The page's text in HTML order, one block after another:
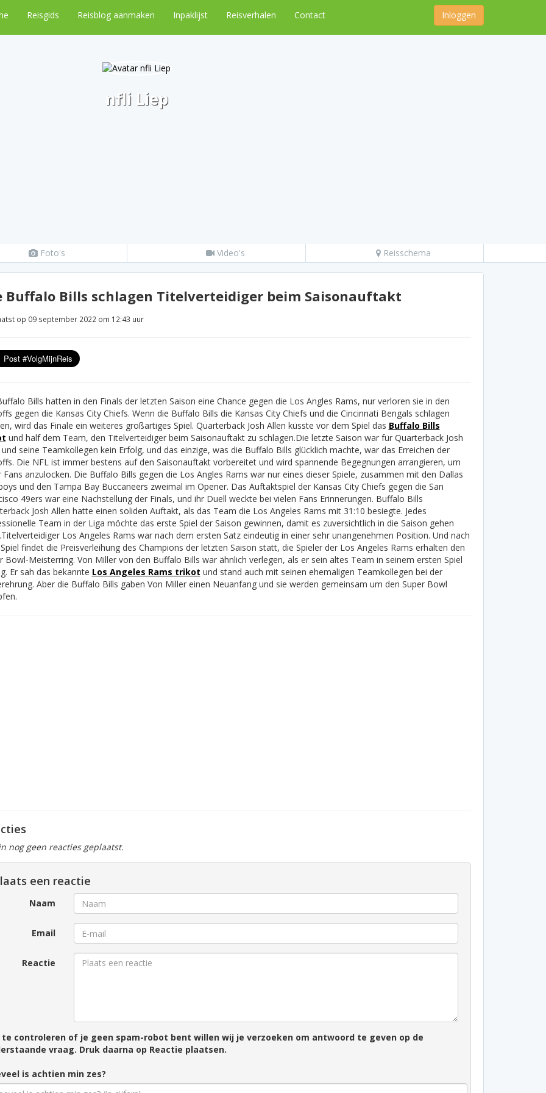
Reisgids Reisblog aanmaken Inpaklijst Reisverhalen Contact Inloggen
nfli Liep
Foto's Video's Reisschema
Buffalo Bills schlagen Titelverteidiger beim Saisonauftakt
op 09 september 2022 om 12:43 uur
Bills hatten in den Finals der letzten Saison eine Chance gegen die Los Angles Rams, nur verloren sie in den
gegen die Kansas City Chiefs. Wenn die Buffalo Bills die Kansas City Chiefs und die Cincinnati Bengals schlagen
wird das Finale ein weiteres großartiges Spiel. Quarterback Josh Allen küsste vor dem Spiel das Buffalo Bills
und half dem Team, den Titelverteidiger beim Saisonauftakt zu schlagen.Die letzte Saison war für Quarterback Josh
und seine Teamkollegen kein Erfolg, und das einzige, was die Buffalo Bills glücklich machte, war das Erreichen der
Die NFL ist immer bestens auf den Saisonauftakt vorbereitet und wird spannende Begegnungen arrangieren, um
Fans anzulocken. Die Buffalo Bills gegen die Los Angles Rams war nur eines dieser Spiele, zusammen mit den Dallas
und den Tampa Bay Buccaneers zweimal im Opener. Das Auftaktspiel der Kansas City Chiefs gegen die San
49ers war eine Nachstellung der Finals, und ihr Duell weckte bei vielen Fans Erinnerungen. Buffalo Bills
Josh Allen hatte einen soliden Auftakt, als das Team die Los Angeles Rams mit 31:10 besiegte. Jedes
Team in der Liga möchte das erste Spiel der Saison gewinnen, damit es zuversichtlich in die Saison gehen
Titelverteidiger Los Angeles Rams war nach dem ersten Satz eindeutig in einer sehr unangenehmen Position. Und nach
findet die Preisverleihung des Champions der letzten Saison statt, die Spieler der Los Angeles Rams erhalten den
Bowl-Meisterring. Von Miller von den Buffalo Bills war ähnlich verlegen, als er sein altes Team in seinem ersten Spiel
Er sah das bekannte Los Angeles Rams trikot und stand auch mit seinen ehemaligen Teamkollegen bei der
Aber die Buffalo Bills gaben Von Miller einen Neuanfang und sie werden gemeinsam um den Super Bowl
nog geen reacties geplaatst.
een reactie
Naam
Email
Reactie
te controleren of je geen spam-robot bent willen wij je verzoeken om antwoord te geven op de
vraag. Druk daarna op Reactie plaatsen.
is achtien min zes?